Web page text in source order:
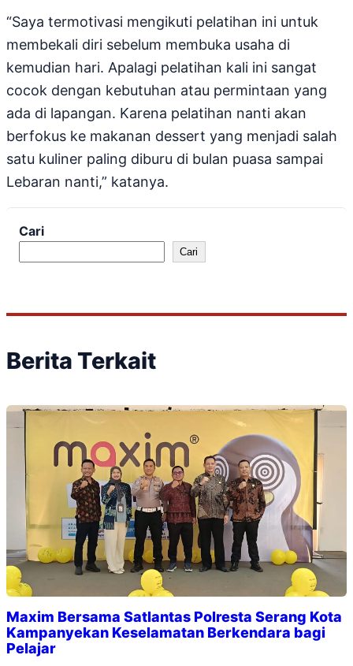
“Saya termotivasi mengikuti pelatihan ini untuk
membekali diri sebelum membuka usaha di
kemudian hari. Apalagi pelatihan kali ini sangat
cocok dengan kebutuhan atau permintaan yang
ada di lapangan. Karena pelatihan nanti akan
berfokus ke makanan dessert yang menjadi salah
satu kuliner paling diburu di bulan puasa sampai
Lebaran nanti,” katanya.
Cari
Cari
Berita Terkait
Maxim Bersama Satlantas Polresta Serang Kota
Kampanyekan Keselamatan Berkendara bagi
Pelajar